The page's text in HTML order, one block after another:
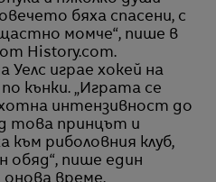
бяха спасени, с
момче“, пише в
History.com.
Уелс играе хокей на
кънки. „Играта се
интензивност до
това принцът и
към риболовния клуб,
обяд“, пише един